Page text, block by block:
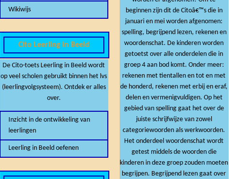
Wikiwijs
Cito Leerling in Beeld
De Cito-toets Leerling in Beeld wordt
op veel scholen gebruikt binnen het lvs
(leerlingvolgsysteem). Ontdek er alles
over.
Inzicht in de ontwikkeling van
leerlingen
Leerling in Beeld oefenen
beginnen zijn dit de Citoâ€™s die in
januari en mei worden afgenomen:
spelling, begrijpend lezen, rekenen en
woordenschat. De kinderen worden
getoetst over alle onderdelen die in
groep 4 aan bod komt. Onder meer:
rekenen met tientallen en tot en met
de honderd, rekenen met erbij en eraf,
delen en vermenigvuldigen. Op het
gebied van spelling gaat het over de
juiste schrijfwijze van zowel
categoriewoorden als werkwoorden.
Het onderdeel woordenschat wordt
getest middels de woorden die
kinderen in deze groep zouden moeten
begrijpen. Begrijpend lezen gaat over